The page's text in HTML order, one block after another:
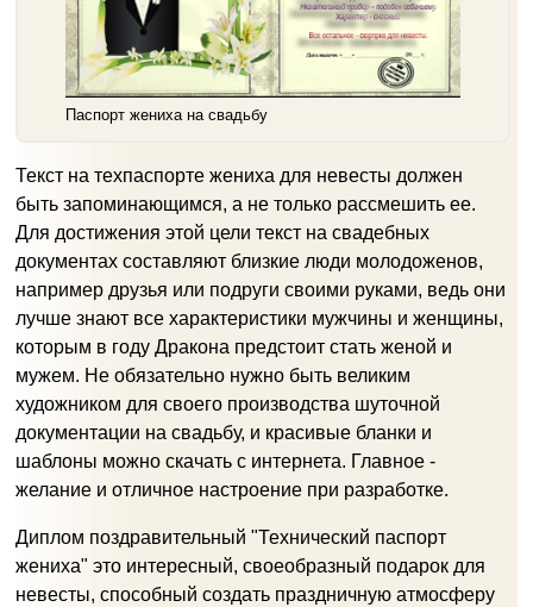
Паспорт жениха на свадьбу
Текст на техпаспорте жениха для невесты должен
быть запоминающимся, а не только рассмешить ее.
Для достижения этой цели текст на свадебных
документах составляют близкие люди молодоженов,
например друзья или подруги своими руками, ведь они
лучше знают все характеристики мужчины и женщины,
которым в году Дракона предстоит стать женой и
мужем. Не обязательно нужно быть великим
художником для своего производства шуточной
документации на свадьбу, и красивые бланки и
шаблоны можно скачать с интернета. Главное -
желание и отличное настроение при разработке.
Диплом поздравительный "Технический паспорт
жениха" это интересный, своеобразный подарок для
невесты, способный создать праздничную атмосферу